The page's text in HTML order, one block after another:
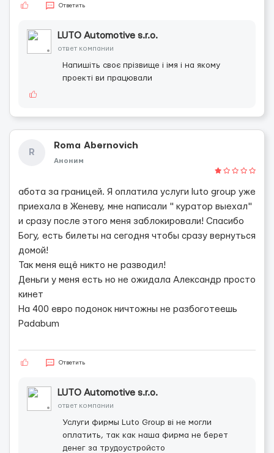
Ответить
LUTO Automotive s.r.o.
ответ компании
Напишіть своє прізвище і імя і на якому
проекті ви працювали
R
Roma Abernovich
Аноним
абота за границей. Я оплатила услуги luto group уже
приехала в Женеву, мне написали " куратор выехал"
и сразу после этого меня заблокировали! Спасибо
Богу, есть билеты на сегодня чтобы сразу вернуться
домой!
Так меня ещё никто не разводил!
Деньги у меня есть но не ожидала Александр просто
кинет
На 400 евро подонок ничтожны не разбоготеешь
Padabum
Ответить
LUTO Automotive s.r.o.
ответ компании
Услуги фирмы Luto Group ві не могли
оплатить, так как наша фирма не берет
денег за трудоустройсто